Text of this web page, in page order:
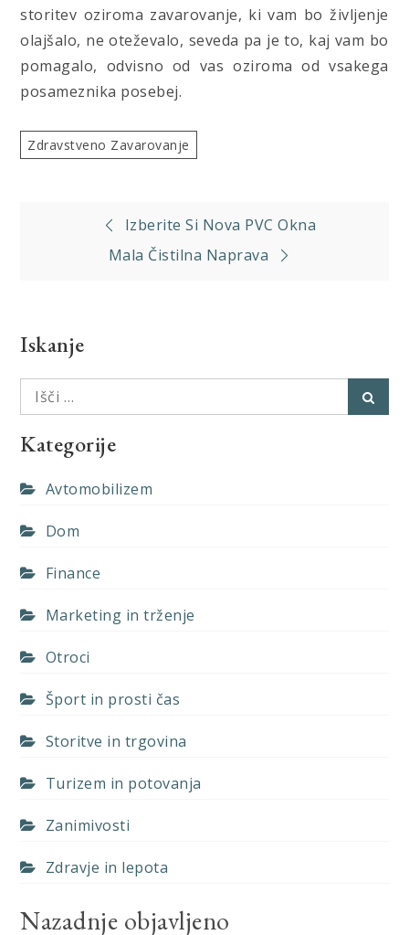
storitev oziroma zavarovanje, ki vam bo življenje
olajšalo, ne oteževalo, seveda pa je to, kaj vam bo
pomagalo, odvisno od vas oziroma od vsakega
posameznika posebej.
Zdravstveno Zavarovanje
Navigacija
prispevka
Izberite Si Nova PVC Okna
Mala Čistilna Naprava
Iskanje
Išči:
Kategorije
Avtomobilizem
Dom
Finance
Marketing in trženje
Otroci
Šport in prosti čas
Storitve in trgovina
Turizem in potovanja
Zanimivosti
Zdravje in lepota
Nazadnje objavljeno